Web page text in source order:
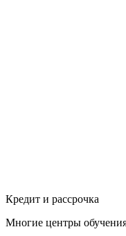
Кредит и рассрочка
Многие центры